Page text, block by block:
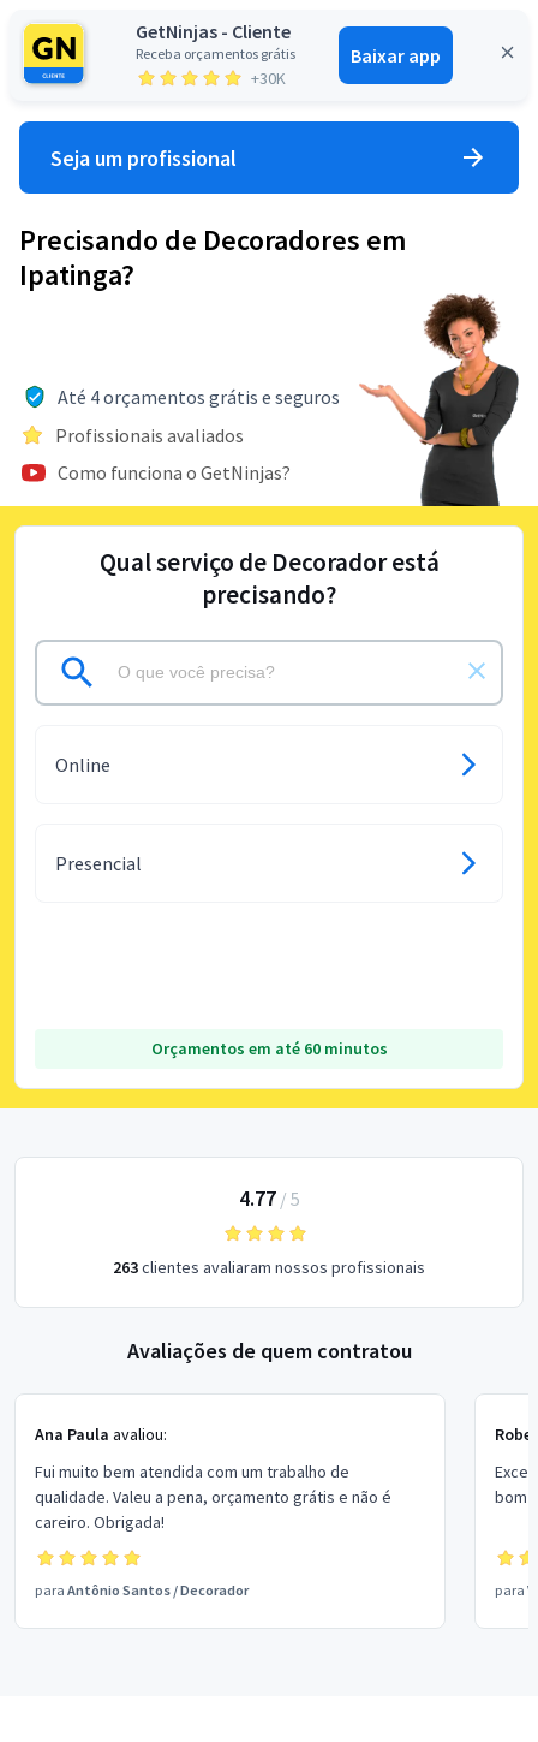
GetNinjas - Cliente
Receba orçamentos grátis
+30K
Baixar app
Entrar
Seja um profissional
Precisando de Decoradores em
Ipatinga?
Até 4 orçamentos grátis e seguros
Profissionais avaliados
Como funciona o GetNinjas?
Qual serviço de Decorador está
precisando?
Online
Presencial
Orçamentos em até 60 minutos
4.77/ 5
263clientes avaliaram nossos profissionais
Avaliações de quem contratou
Ana Paula avaliou:
Fui muito bem atendida com um trabalho de
qualidade. Valeu a pena, orçamento grátis e não é
careiro. Obrigada!
para Antônio Santos /Decorador
bom
para